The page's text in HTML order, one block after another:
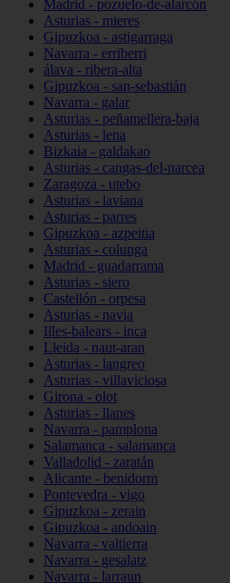
Madrid - pozuelo-de-alarcón
Asturias - mieres
Gipuzkoa - astigarraga
Navarra - erriberri
álava - ribera-alta
Gipuzkoa - san-sebastián
Navarra - galar
Asturias - peñamellera-baja
Asturias - lena
Bizkaia - galdakao
Asturias - cangas-del-narcea
Zaragoza - utebo
Asturias - laviana
Asturias - parres
Gipuzkoa - azpeitia
Asturias - colunga
Madrid - guadarrama
Asturias - siero
Castellón - orpesa
Asturias - navia
Illes-balears - inca
Lleida - naut-aran
Asturias - langreo
Asturias - villaviciosa
Girona - olot
Asturias - llanes
Navarra - pamplona
Salamanca - salamanca
Valladolid - zaratán
Alicante - benidorm
Pontevedra - vigo
Gipuzkoa - zerain
Gipuzkoa - andoain
Navarra - valtierra
Navarra - gesalatz
Navarra - larraun